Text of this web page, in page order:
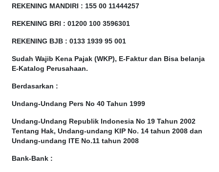
REKENING MANDIRI : 155 00 11444257
REKENING BRI : 01200 100 3596301
REKENING BJB : 0133 1939 95 001
Sudah Wajib Kena Pajak (WKP), E-Faktur dan Bisa belanja
E-Katalog Perusahaan.
Berdasarkan :
Undang-Undang Pers No 40 Tahun 1999
Undang-Undang Republik Indonesia No 19 Tahun 2002
Tentang Hak, Undang-undang KIP No. 14 tahun 2008 dan
Undang-undang ITE No.11 tahun 2008
Bank-Bank :